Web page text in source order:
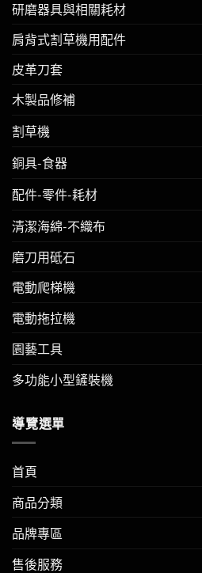
研磨器具與相關耗材
肩背式割草機用配件
皮革刀套
木製品修補
割草機
銅具-食器
配件-零件-耗材
清潔海綿-不織布
磨刀用砥石
電動爬梯機
電動拖拉機
園藝工具
多功能小型鏟裝機
導覽選單
首頁
商品分類
品牌專區
售後服務